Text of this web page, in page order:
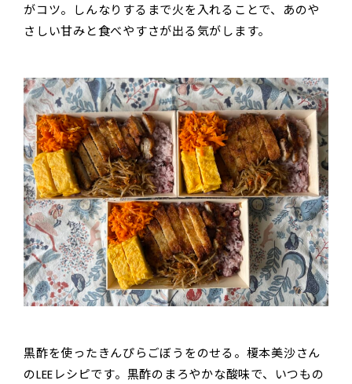
がコツ。しんなりするまで火を入れることで、あのや
さしい甘みと食べやすさが出る気がします。
黒酢を使ったきんぴらごぼうをのせる。榎本美沙さん
のLEEレシピです。黒酢のまろやかな酸味で、いつもの